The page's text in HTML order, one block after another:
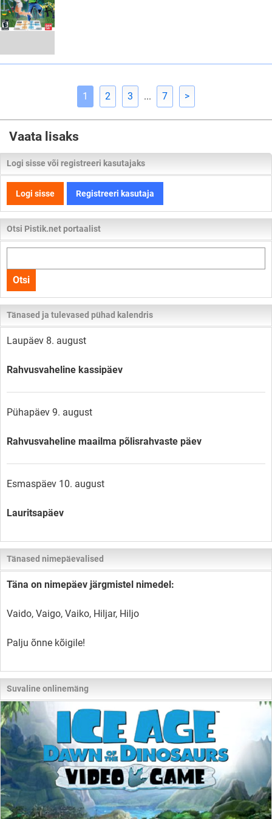
1 2 3 ... 7 >
Vaata lisaks
Logi sisse või registreeri kasutajaks
Logi sisse Registreeri kasutaja
Otsi Pistik.net portaalist
kogu
lehelt
Otsi
Tänased ja tulevased pühad kalendris
Laupäev 8. august
Rahvusvaheline kassipäev
Pühapäev 9. august
Rahvusvaheline maailma põlisrahvaste päev
Esmaspäev 10. august
Lauritsapäev
Tänased nimepäevalised
Täna on nimepäev järgmistel nimedel:
Vaido, Vaigo, Vaiko, Hiljar, Hiljo
Palju õnne kõigile!
Suvaline onlinemäng